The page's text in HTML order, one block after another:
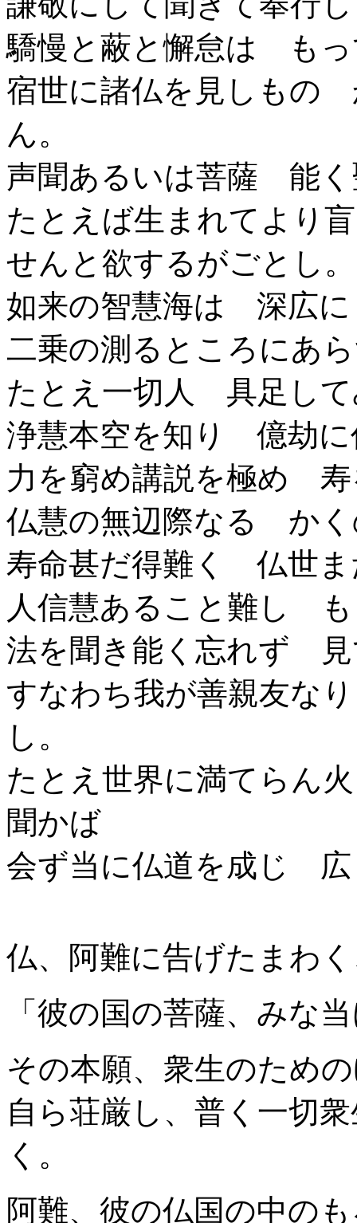
驕慢と蔽と懈怠は もっ
宿世に諸仏を見しもの
ん。
声聞あるいは菩薩 能く
たとえば生まれてより
せんと欲するがごとし。
如来の智慧海は 深広に
二乗の測るところにあ
たとえ一切人 具足して
浄慧本空を知り 億劫に
力を窮め講説を極め
仏慧の無辺際なる かく
寿命甚だ得難く 仏世ま
人信慧あること難し
法を聞き能く忘れず 見
すなわち我が善親友な
し。
たとえ世界に満てらん
聞かば
会ず当に仏道を成じ 広
仏、阿難に告げたまわ
「彼の国の菩薩、みな
その本願、衆生のため
自ら荘厳し、普く一切
く。
阿難、彼の仏国の中の